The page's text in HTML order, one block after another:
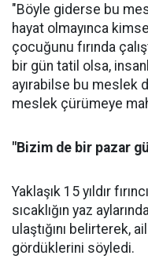
"Böyle giderse bu
hayat olmayınca
çocuğunu fırında
bir gün tatil olsa,
ayırabilse bu meslek
meslek çürümeye
"Bizim de bir pazar
Yaklaşık 15 yıldır
sıcaklığın yaz
ulaştığını belirterek,
gördüklerini söyledi.